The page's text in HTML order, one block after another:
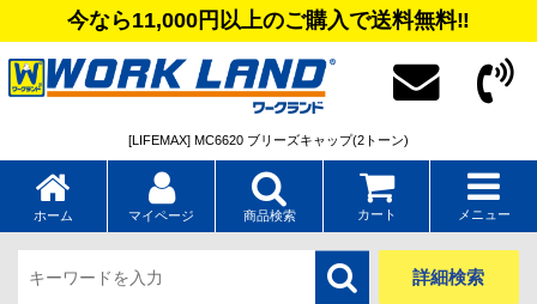
今なら11,000円以上のご購入で送料無料‼
[LIFEMAX] MC6620 ブリーズキャップ(2トーン)
ホーム マイページ 商品検索 カート メニュー
詳細検索